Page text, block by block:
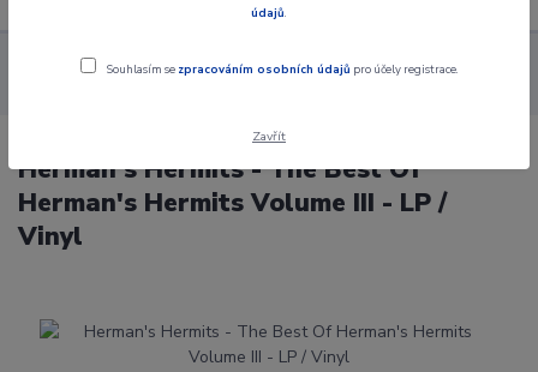
Alba Gramodesky
Herman's Hermits - The Best Of Herman's
Herman's Hermits - The Best Of
Herman's Hermits Volume III - LP /
Vinyl
údajů.
Souhlasím se zpracováním osobních údajů pro účely registrace.
Zavřít